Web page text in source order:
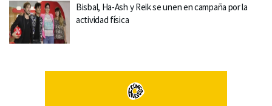
Bisbal, Ha-Ash y Reik se unen en campaña por la
actividad física